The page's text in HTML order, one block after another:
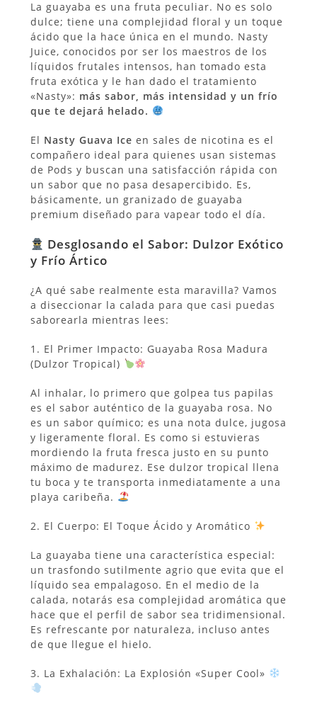
La guayaba es una fruta peculiar. No es solo
dulce; tiene una complejidad floral y un toque
ácido que la hace única en el mundo. Nasty
Juice, conocidos por ser los maestros de los
líquidos frutales intensos, han tomado esta
fruta exótica y le han dado el tratamiento
«Nasty»: más sabor, más intensidad y un frío
que te dejará helado.
El Nasty Guava Ice en sales de nicotina es el
compañero ideal para quienes usan sistemas
de Pods y buscan una satisfacción rápida con
un sabor que no pasa desapercibido. Es,
básicamente, un granizado de guayaba
premium diseñado para vapear todo el día.
Desglosando el Sabor: Dulzor Exótico
y Frío Ártico
¿A qué sabe realmente esta maravilla? Vamos
a diseccionar la calada para que casi puedas
saborearla mientras lees:
1. El Primer Impacto: Guayaba Rosa Madura
(Dulzor Tropical)
Al inhalar, lo primero que golpea tus papilas
es el sabor auténtico de la guayaba rosa. No
es un sabor químico; es una nota dulce, jugosa
y ligeramente floral. Es como si estuvieras
mordiendo la fruta fresca justo en su punto
máximo de madurez. Ese dulzor tropical llena
tu boca y te transporta inmediatamente a una
playa caribeña.
2. El Cuerpo: El Toque Ácido y Aromático
La guayaba tiene una característica especial:
un trasfondo sutilmente agrio que evita que el
líquido sea empalagoso. En el medio de la
calada, notarás esa complejidad aromática que
hace que el perfil de sabor sea tridimensional.
Es refrescante por naturaleza, incluso antes
de que llegue el hielo.
3. La Exhalación: La Explosión «Super Cool»